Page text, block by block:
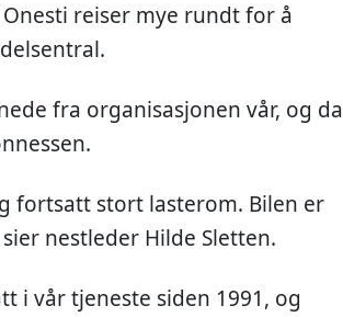
reiser mye rundt for å
fra organisasjonen vår, og da
fortsatt stort lasterom. Bilen er
nestleder Hilde Sletten.
i vår tjeneste siden 1991, og